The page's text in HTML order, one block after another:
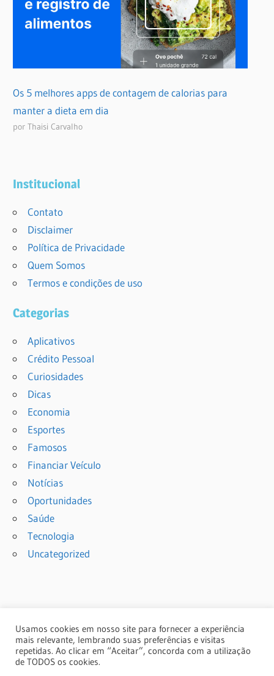
Os 5 melhores apps de contagem de calorias para
manter a dieta em dia
por Thaisi Carvalho
Institucional
Contato
Disclaimer
Política de Privacidade
Quem Somos
Termos e condições de uso
Categorias
Aplicativos
Crédito Pessoal
Curiosidades
Dicas
Economia
Esportes
Famosos
Financiar Veículo
Notícias
Oportunidades
Saúde
Tecnologia
Uncategorized
Usamos cookies em nosso site para fornecer a experiência
mais relevante, lembrando suas preferências e visitas
repetidas. Ao clicar em “Aceitar”, concorda com a utilização
de TODOS os cookies.